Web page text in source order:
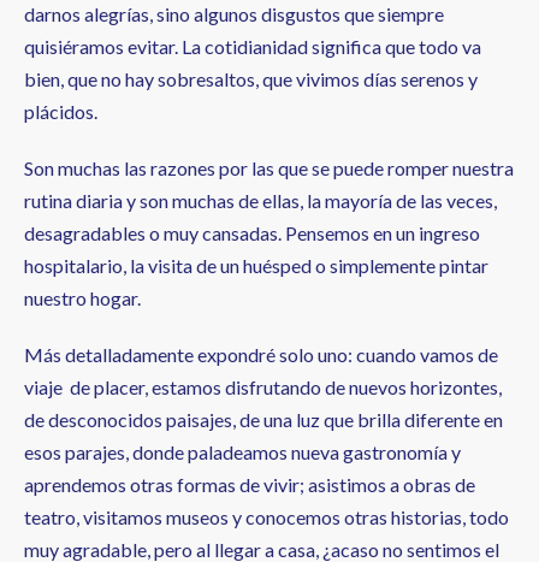
darnos alegrías, sino algunos disgustos que siempre
quisiéramos evitar. La cotidianidad significa que todo va
bien, que no hay sobresaltos, que vivimos días serenos y
plácidos.
Son muchas las razones por las que se puede romper nuestra
rutina diaria y son muchas de ellas, la mayoría de las veces,
desagradables o muy cansadas. Pensemos en un ingreso
hospitalario, la visita de un huésped o simplemente pintar
nuestro hogar.
Más detalladamente expondré solo uno: cuando vamos de
viaje de placer, estamos disfrutando de nuevos horizontes,
de desconocidos paisajes, de una luz que brilla diferente en
esos parajes, donde paladeamos nueva gastronomía y
aprendemos otras formas de vivir; asistimos a obras de
teatro, visitamos museos y conocemos otras historias, todo
muy agradable, pero al llegar a casa, ¿acaso no sentimos el